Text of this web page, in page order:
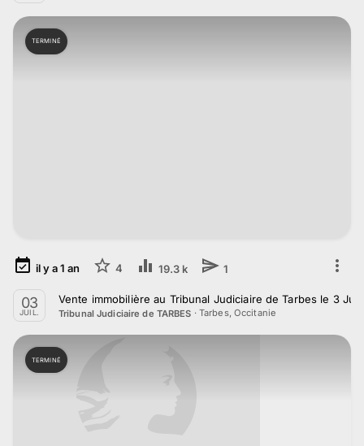
TERMINÉ
il y a1 an 4 19.3 k 1
03
JUIL.
Vente immobilière au Tribunal Judiciaire de Tarbes le 3
Tribunal Judiciaire de TARBES · Tarbes, Occitanie
TERMINÉ